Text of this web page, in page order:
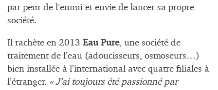
par peur de l’ennui et envie de lancer sa propre
société.
Il rachète en 2013 Eau Pure, une société de
traitement de l’eau (adoucisseurs, osmoseurs…)
bien installée à l’international avec quatre filiales à
l’étranger. « J’ai toujours été passionné par